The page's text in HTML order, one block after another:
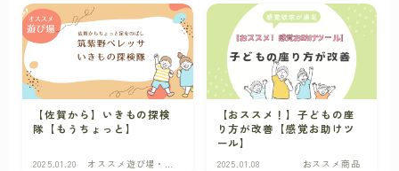
【佐賀から】いきもの探検
隊【もうちょっと】
2025.01.20
オススメ遊び場・カ
【おススメ！】子どもの座
り方が改善【感覚お助けツ
ール】
2025.01.08 おススメ商品